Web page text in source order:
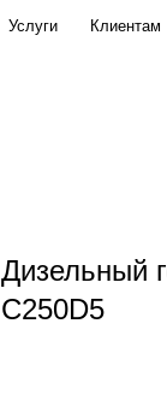
Услуги Клиентам
Дизельный
C250D5